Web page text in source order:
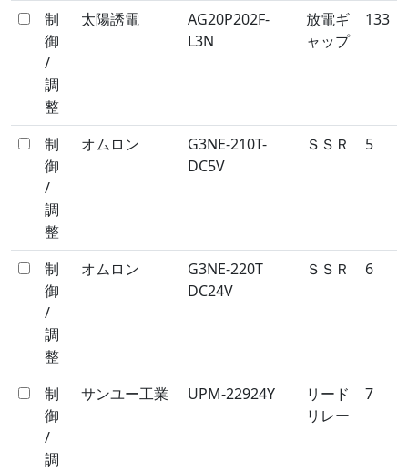
制
御
/
調
整
太陽誘電
AG20P202F-
L3N
放電ギ
ャップ
133
制
御
/
調
整
オムロン
G3NE-210T-
DC5V
ＳＳＲ 5
制
御
/
調
整
オムロン
G3NE-220T
DC24V
ＳＳＲ 6
制
御
/
調
サンユー工業 UPM-22924Y
リード
リレー
7